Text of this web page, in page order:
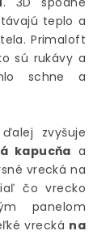
teplo a
Primaloft
sú rukávy a
schne a
zvyšuje
kapucňa a
vrecká na
čo vrecko
panelom
vrecká na